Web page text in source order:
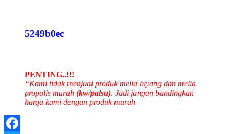
5249b0ec
PENTING..!!!
“Kami tidak menjual produk melia biyang dan melia
propolis murah (kw/palsu). Jadi jangan bandingkan
harga kami dengan produk murah